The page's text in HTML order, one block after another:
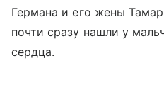
Германа и его жены
почти сразу нашли у
сердца.